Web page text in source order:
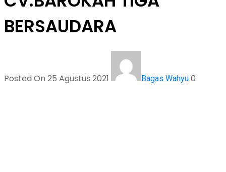
BERSAUDARA
Posted On 25 Agustus 2021 Bagas Wahyu 0